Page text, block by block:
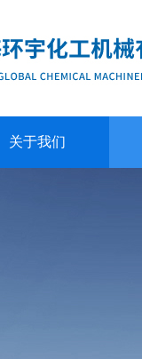
关于我们